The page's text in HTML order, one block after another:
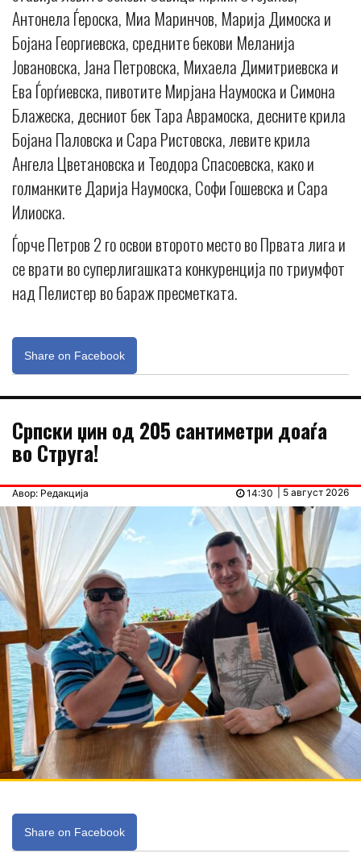
Антонела Ѓероска, Миа Маринчов, Марија Димоска и
Бојана Георгиевска, средните бекови Меланија
Јовановска, Jана Петровска, Михаела Димитриевска и
Ева Ѓорѓиевска, пивотите Мирјана Наумоска и Симона
Блажеска, десниот бек Тара Аврамоска, десните крила
Бојана Паловска и Сара Ристовска, левите крила
Ангела Цветановска и Теодора Спасоевска, како и
голманките Дарија Наумоска, Софи Гошевска и Сара
Илиоска.
Ѓорче Петров 2 го освои второто место во Првата лига и
се врати во суперлигашката конкуренција по триумфот
над Пелистер во бараж пресметката.
Share on Facebook
Српски џин од 205 сантиметри доаѓа
во Струга!
Авор: Редакција | 5 август 2026
14:30
Share on Facebook